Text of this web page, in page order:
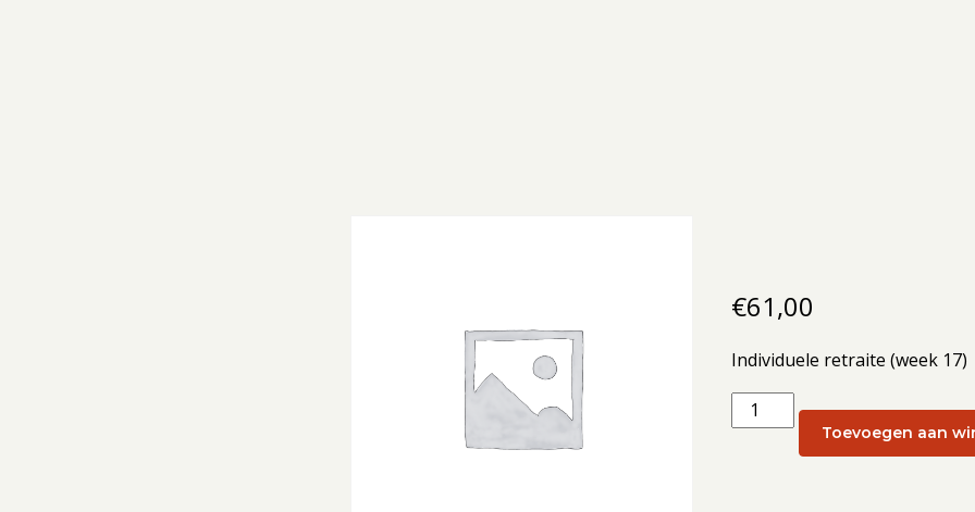
€61,00
Individuele retraite (week 17)
Individuele
retraite
Toevoegen aan